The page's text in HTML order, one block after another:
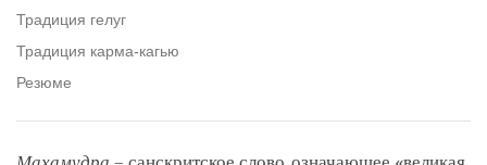
Традиция гелуг
Традиция карма-кагью
Резюме